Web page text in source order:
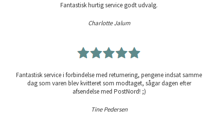
Fantastisk hurtig service godt udvalg.
Charlotte Jalum
Fantastisk service i forbindelse med returnering, pengene indsat samme
dag som varen blev kvitteret som modtaget, sågar dagen efter
afsendelse med PostNord! ;)
Tine Pedersen